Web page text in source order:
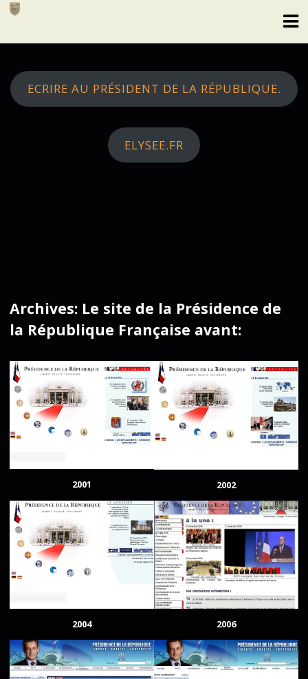
Skip
ECRIRE AU PRÉSIDENT DE LA RÉPUBLIQUE.
ELYSEE.FR
Archives: Le site de la Présidence de
la République Française avant:
2001 2002
2004 2006